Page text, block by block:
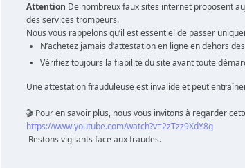
Attention De nombreux faux sites internet proposent
des services trompeurs.
Nous vous rappelons qu’il est essentiel de passer
N’achetez jamais d’attestation en ligne en dehors
Vérifiez toujours la fiabilité du site avant toute
Une attestation frauduleuse est invalide et peut
🎬 Pour en savoir plus, nous vous invitons à regarder
https://www.youtube.com/watch?v=2zTzz9XdY8g
Restons vigilants face aux fraudes.